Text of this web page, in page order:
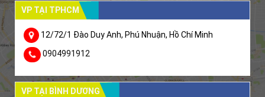
VP TẠI TPHCM
12/72/1 Đào Duy Anh, Phú Nhuận, Hồ Chí Minh
0904991912
VP TẠI BÌNH DƯƠNG